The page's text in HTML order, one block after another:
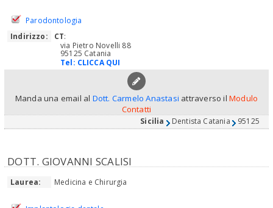
Parodontologia
Indirizzo:
CT:
via Pietro Novelli 88
95125 Catania
Tel: CLICCA QUI
Manda una email al Dott. Carmelo Anastasi attraverso il Modulo
Contatti
Sicilia Dentista Catania 95125
DOTT. GIOVANNI SCALISI
Laurea: Medicina e Chirurgia